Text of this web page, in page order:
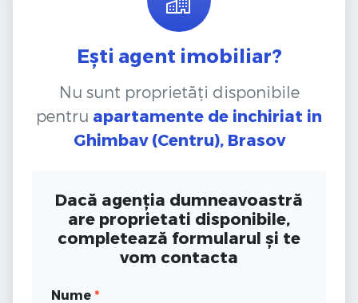
Ești agent imobiliar?
Nu sunt proprietăți disponibile
pentru apartamente de inchiriat in
Ghimbav (Centru), Brasov
Dacă agenția dumneavoastră
are proprietati disponibile,
completează formularul și te
vom contacta
Nume *